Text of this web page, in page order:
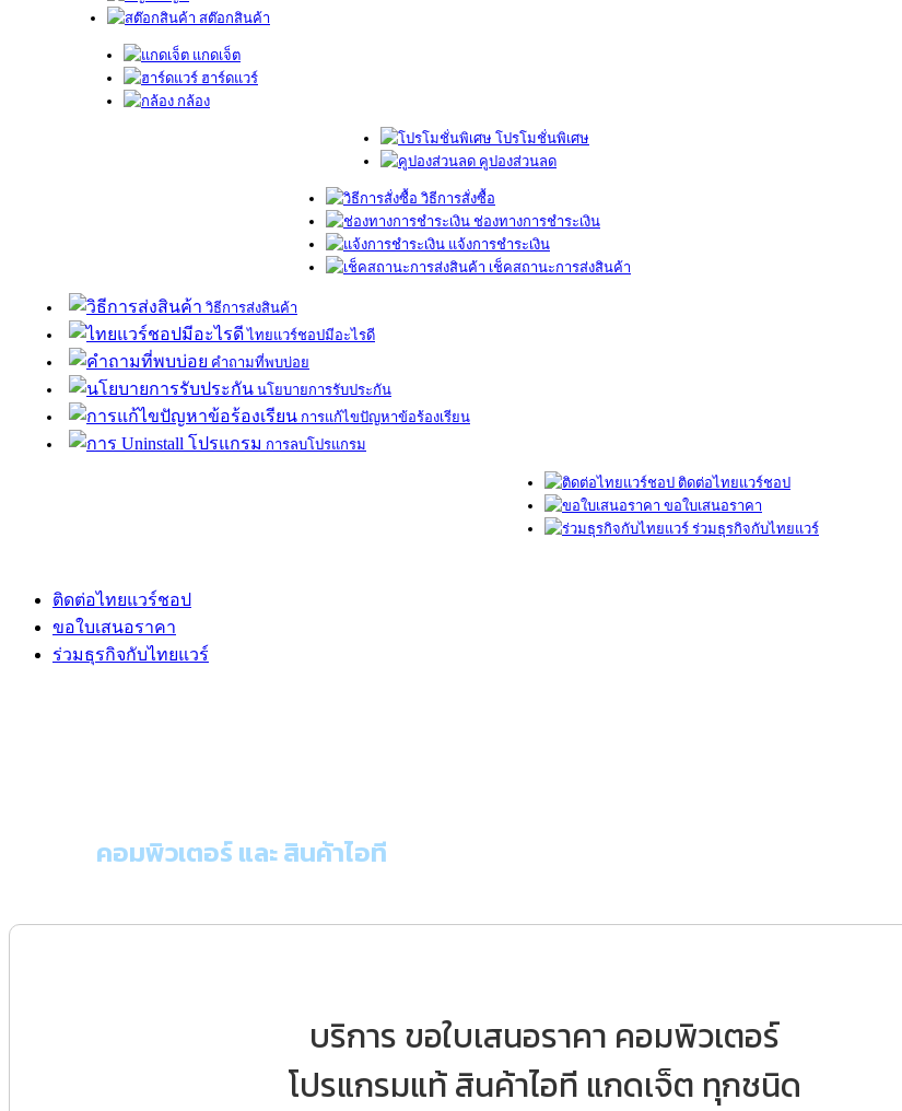
สต๊อกสินค้า
แกดเจ็ต
ฮาร์ดแวร์
กล้อง
โปรโมชั่นพิเศษ
คูปองส่วนลด
วิธีการสั่งซื้อ
ช่องทางการชำระเงิน
แจ้งการชำระเงิน
เช็คสถานะการส่งสินค้า
วิธีการส่งสินค้า
ไทยแวร์ชอปมีอะไรดี
คำถามที่พบบ่อย
นโยบายการรับประกัน
การแก้ไขปัญหาข้อร้องเรียน
การลบโปรแกรม
ติดต่อไทยแวร์ชอป
ขอใบเสนอราคา
ร่วมธุรกิจกับไทยแวร์
ติดต่อไทยแวร์ชอป
ขอใบเสนอราคา
ร่วมธุรกิจกับไทยแวร์
คอมพิวเตอร์ และ สินค้าไอที
บริการ ขอใบเสนอราคา คอมพิวเตอร์
โปรแกรมแท้ สินค้าไอที แกดเจ็ต ทุกชนิด